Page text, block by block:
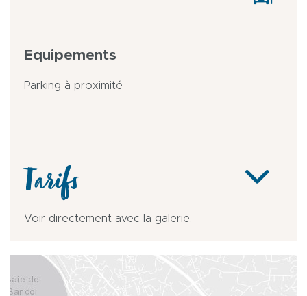
Equipements
Parking à proximité
Tarifs
Voir directement avec la galerie.